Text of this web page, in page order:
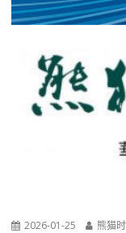
2026-01-25 熊猫